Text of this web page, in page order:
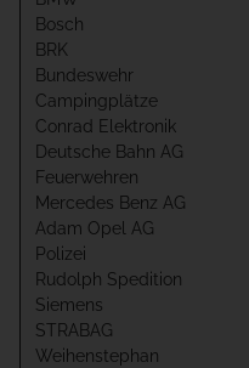
Bosch
BRK
Bundeswehr
Campingplätze
Conrad Elektronik
Deutsche Bahn AG
Feuerwehren
Mercedes Benz AG
Adam Opel AG
Polizei
Rudolph Spedition
Siemens
STRABAG
Weihenstephan